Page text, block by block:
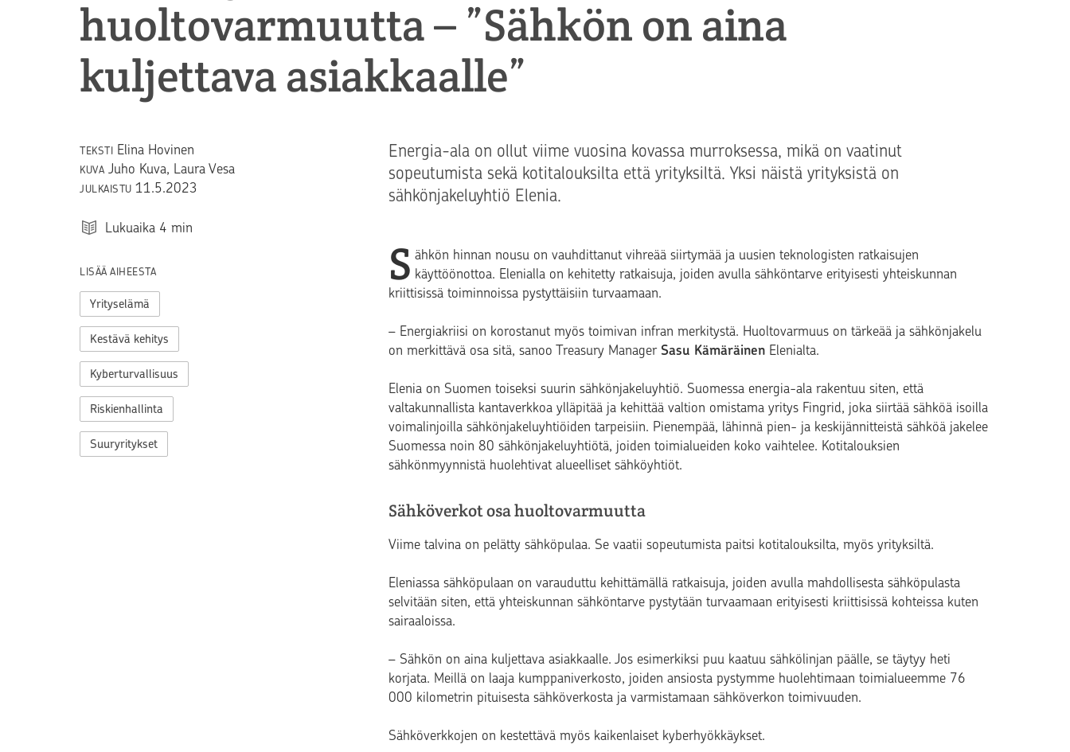
huoltovarmuutta – ”Sähkön on aina
kuljettava asiakkaalle”
TEKSTI Elina Hovinen
KUVA Juho Kuva, Laura Vesa
JULKAISTU 11.5.2023
Lukuaika 4 min
LISÄÄ AIHEESTA
Yrityselämä
Kestävä kehitys
Kyberturvallisuus
Riskienhallinta
Suuryritykset
Energia-ala on ollut viime vuosina kovassa murroksessa, mikä on vaatinut
sopeutumista sekä kotitalouksilta että yrityksiltä. Yksi näistä yrityksistä on
sähkönjakeluyhtiö Elenia.
S ähkön hinnan nousu on vauhdittanut vihreää siirtymää ja uusien teknologisten ratkaisujen
käyttöönottoa. Elenialla on kehitetty ratkaisuja, joiden avulla sähköntarve erityisesti yhteiskunnan
kriittisissä toiminnoissa pystyttäisiin turvaamaan.
– Energiakriisi on korostanut myös toimivan infran merkitystä. Huoltovarmuus on tärkeää ja sähkönjakelu
on merkittävä osa sitä, sanoo Treasury ManagerSasu Kämäräinen Elenialta.
Elenia on Suomen toiseksi suurin sähkönjakeluyhtiö. Suomessa energia-ala rakentuu siten, että
valtakunnallista kantaverkkoa ylläpitää ja kehittää valtion omistama yritys Fingrid, joka siirtää sähköä isoilla
voimalinjoilla sähkönjakeluyhtiöiden tarpeisiin. Pienempää, lähinnä pien- ja keskijännitteistä sähköä jakelee
Suomessa noin 80 sähkönjakeluyhtiötä, joiden toimialueiden koko vaihtelee. Kotitalouksien
sähkönmyynnistä huolehtivat alueelliset sähköyhtiöt.
Sähköverkot osa huoltovarmuutta
Viime talvina on pelätty sähköpulaa. Se vaatii sopeutumista paitsi kotitalouksilta, myös yrityksiltä.
Eleniassa sähköpulaan on varauduttu kehittämällä ratkaisuja, joiden avulla mahdollisesta sähköpulasta
selvitään siten, että yhteiskunnan sähköntarve pystytään turvaamaan erityisesti kriittisissä kohteissa kuten
sairaaloissa.
– Sähkön on aina kuljettava asiakkaalle. Jos esimerkiksi puu kaatuu sähkölinjan päälle, se täytyy heti
korjata. Meillä on laaja kumppaniverkosto, joiden ansiosta pystymme huolehtimaan toimialueemme 76
000 kilometrin pituisesta sähköverkosta ja varmistamaan sähköverkon toimivuuden.
Sähköverkkojen on kestettävä myös kaikenlaiset kyberhyökkäykset.